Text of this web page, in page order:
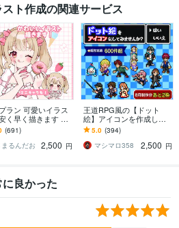
ト作成の関連サービス
ラン 可愛いイラス
く早く描きます 歌
た、グッズなど…
合わせた貴方だけ
ストを！
(691)
まるんだお
2,500 円
王道RPG風の【ドット
絵】アイコンを作成しま
す Twitch・配信にも！動
くGIFアニメ制作可/商用O
K
5.0 (394)
マシマロ358
2,500 円
良かった